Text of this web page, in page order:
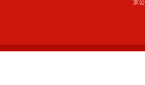
京